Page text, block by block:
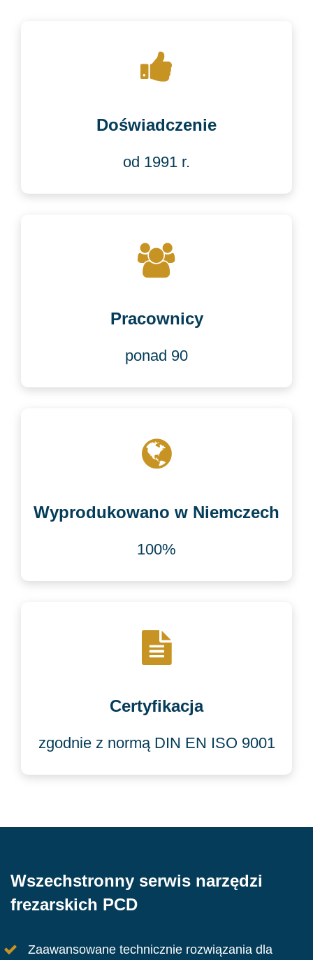
Doświadczenie
od 1991 r.
Pracownicy
ponad 90
Wyprodukowano w Niemczech
100%
Certyfikacja
zgodnie z normą DIN EN ISO 9001
Wszechstronny serwis narzędzi
frezarskich PCD
Zaawansowane technicznie rozwiązania dla